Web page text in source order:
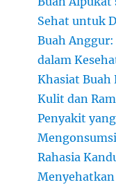
Sehat untuk
Buah
dalam
Khasiat Buah
Kulit dan
Penyakit
Rahasia